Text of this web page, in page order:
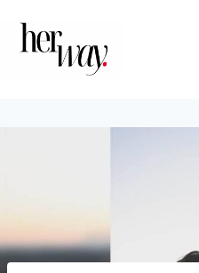
contenido